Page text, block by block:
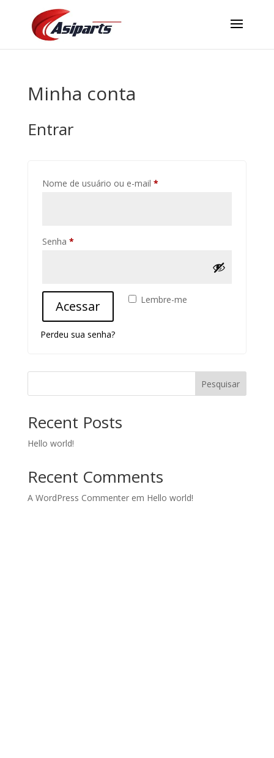
Minha conta
Entrar
Nome de usuário ou e-mail *Obrigatório
Senha *Obrigatório
Lembre-me
Acessar
Perdeu sua senha?
Pesquisar
Recent Posts
Hello world!
Recent Comments
A WordPress Commenterem Hello world!